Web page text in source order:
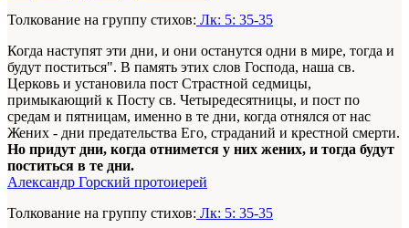
Толкование на группу стихов: Лк: 5: 35-35
Когда наступят эти дни, и они останутся одни в мире, тогда и
будут поститься". В память этих слов Господа, наша св.
Церковь и установила пост Страстной седмицы,
примыкающий к Посту св. Четыредесятницы, и пост по
средам и пятницам, именно в те дни, когда отнялся от нас
Жених - дни предательства Его, страданий и крестной смерти.
Но придут дни, когда отнимется у них жених, и тогда будут
поститься в те дни.
Александр Горский протоиерей
Толкование на группу стихов: Лк: 5: 35-35